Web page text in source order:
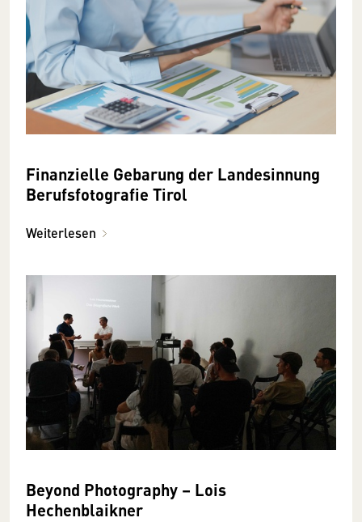
Finanzielle Gebarung der Landesinnung
Berufsfotografie Tirol
Weiterlesen
Beyond Photography – Lois
Hechenblaikner